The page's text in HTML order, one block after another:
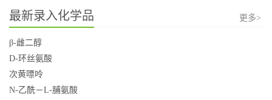
最新录入化学品 更多>
β-雌二醇
D-环丝氨酸
次黄嘌呤
N-乙酰－L-脯氨酸